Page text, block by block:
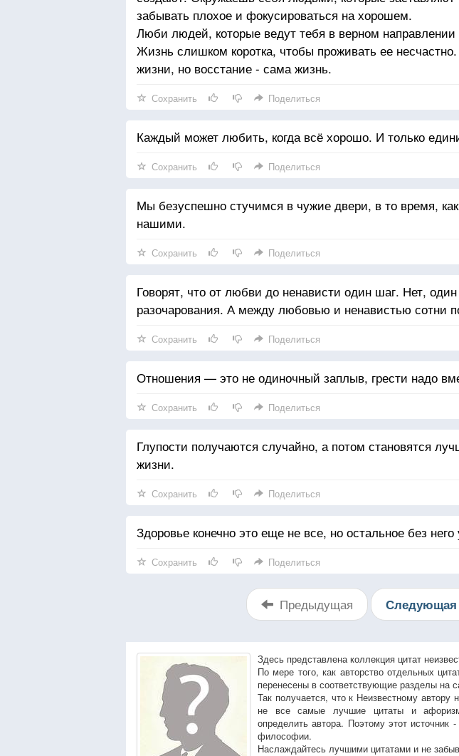
забывать плохое и фокусироваться на хорошем.
Люби людей, которые ведут тебя в верном направлении
Жизнь слишком коротка, чтобы проживать ее
жизни, но восстание - сама жизнь.
Сохранить Поделиться
Каждый может любить, когда всё хорошо. И только
Сохранить Поделиться
Мы безуспешно стучимся в чужие двери, в то время, как
нашими.
Сохранить Поделиться
Говорят, что от любви до ненависти один шаг. Нет,
разочарования. А между любовью и ненавистью сотни
Сохранить Поделиться
Отношения — это не одиночный заплыв, грести надо
Сохранить Поделиться
Глупости получаются случайно, а потом становятся
жизни.
Сохранить Поделиться
Здоровье конечно это еще не все, но остальное без
Сохранить Поделиться
Предыдущая Следующая
Здесь представлена коллекция цитат
По мере того, как авторство отдельных
перенесены в соответствующие разделы на
Так получается, что к Неизвестному автору
не все самые лучшие цитаты и
определить автора. Поэтому этот источник
философии.
Наслаждайтесь лучшими цитатами и не